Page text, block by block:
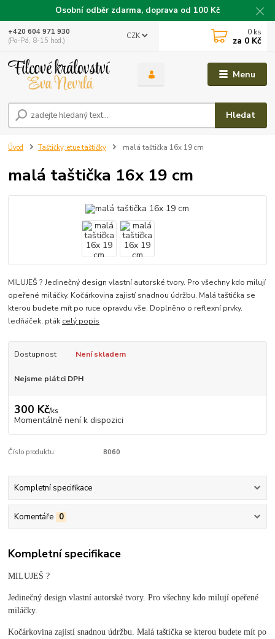
Osobní odběr zdarma, doprava od 100 Kč
Menu
CZK
Hledat
+420 604 971 930
(Po-Pá, 8-15 hod.)
0 ks
za 0 Kč
Úvod Taštičky, etue taštičky malá taštička 16x 19 cm
malá taštička 16x 19 cm
MILUJEŠ ? Jedinečný design vlastní autorské tvory. Pro všechny kdo milují
opeřené miláčky. Kočárkovina zajistí snadnou údržbu. Malá taštička se
kterou budete mít po ruce opravdu vše. Doplněno o reflexní prvky.
ledňáček, pták celý popis
Dostupnost Není skladem
Nejsme plátci DPH
300 Kč/ks
Momentálně není k dispozici
Číslo produktu: 8060
Kompletní specifikace
Komentáře 0
Kompletní specifikace
MILUJEŠ ?
Jedinečný design vlastní autorské tvory. Pro všechny kdo milují opeřené
miláčky.
Kočárkovina zajistí snadnou údržbu. Malá taštička se kterou budete mít po